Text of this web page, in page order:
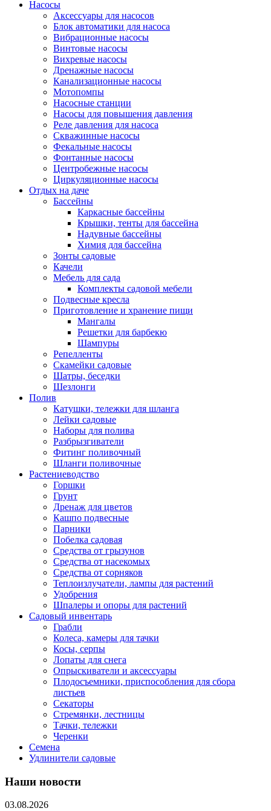
Насосы
Аксессуары для насосов
Блок автоматики для насоса
Вибрационные насосы
Винтовые насосы
Вихревые насосы
Дренажные насосы
Канализационные насосы
Мотопомпы
Насосные станции
Насосы для повышения давления
Реле давления для насоса
Скважинные насосы
Фекальные насосы
Фонтанные насосы
Центробежные насосы
Циркуляционные насосы
Отдых на даче
Бассейны
Каркасные бассейны
Крышки, тенты для бассейна
Надувные бассейны
Химия для бассейна
Зонты садовые
Качели
Мебель для сада
Комплекты садовой мебели
Подвесные кресла
Приготовление и хранение пищи
Мангалы
Решетки для барбекю
Шампуры
Репелленты
Скамейки садовые
Шатры, беседки
Шезлонги
Полив
Катушки, тележки для шланга
Лейки садовые
Наборы для полива
Разбрызгиватели
Фитинг поливочный
Шланги поливочные
Растениеводство
Горшки
Грунт
Дренаж для цветов
Кашпо подвесные
Парники
Побелка садовая
Средства от грызунов
Средства от насекомых
Средства от сорняков
Теплоизлучатели, лампы для растений
Удобрения
Шпалеры и опоры для растений
Садовый инвентарь
Грабли
Колеса, камеры для тачки
Косы, серпы
Лопаты для снега
Опрыскиватели и аксессуары
Плодосъемники, приспособления для сбора
листьев
Секаторы
Стремянки, лестницы
Тачки, тележки
Черенки
Семена
Удлинители садовые
Наши новости
03.08.2026